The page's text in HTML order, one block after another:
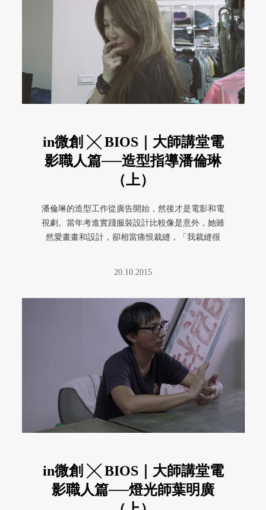
in微創 ╳ BIOS｜大師講堂電
影職人篇──造型指導潘倫琳
（上）
潘倫琳的造型工作從廣告開始，然後才是電影和電
視劇。當年考進實踐服裝設計比較像是意外，她雖
然愛畫畫和設計，卻相當痛恨裁縫，「我裁縫很
20.10.2015
in微創 ╳ BIOS｜大師講堂電
影職人篇──燈光師葉明廣